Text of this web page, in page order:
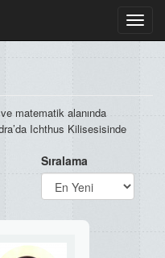
matematik alanında
Ichthus Kilisesisinde
Sıralama